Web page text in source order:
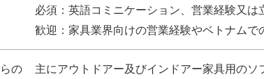
必須：英語コミニケーション、営業経験又は
歓迎：家具業界向けの営業経験やベトナムで
の
主にアウトドアー及びインドアー家具用の